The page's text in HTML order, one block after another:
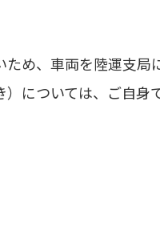
め、車両を陸運支局
については、ご自身